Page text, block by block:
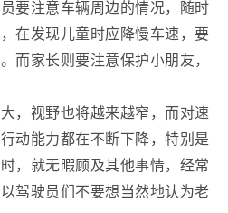
要注意车辆周边的情况，随时
在发现儿童时应降慢车速，要
而家长则要注意保护小朋友，
视野也将越来越窄，而对速
动能力都在不断下降，特别是
，就无暇顾及其他事情，经常
驾驶员们不要想当然地认为老